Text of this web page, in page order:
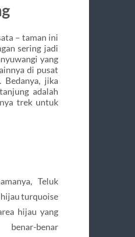
– taman ini
sering jadi
yang
di pusat
Bedanya, jika
adalah
trek untuk
Teluk
turquoise
hijau yang
benar